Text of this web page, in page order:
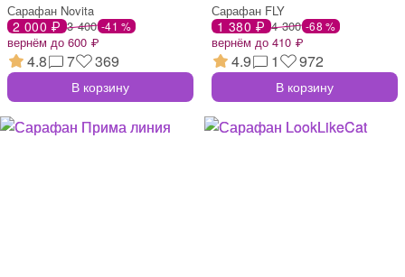
Сарафан Novita
2 000 ₽ 3 400 -41 %
вернём до 600 ₽
4.8 7 369
В корзину
Сарафан FLY
1 380 ₽ 4 300 -68 %
вернём до 410 ₽
4.9 1 972
В корзину